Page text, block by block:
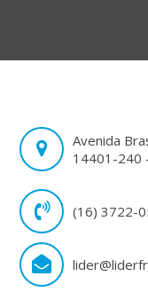
Avenida
14401-240
(16) 3722-